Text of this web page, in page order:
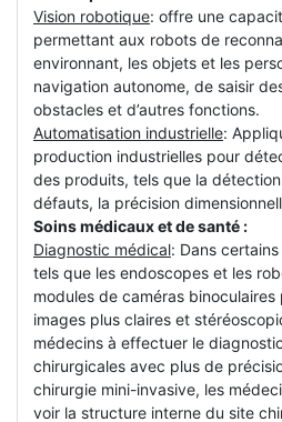
Vision robotique: offre une
permettant aux robots de
environnant, les objets et les
navigation autonome, de saisir
obstacles et d’autres fonctions.
Automatisation industrielle:
production industrielles pour
des produits, tels que la
défauts, la précision
Soins médicaux et de santé :
Diagnostic médical: Dans
tels que les endoscopes et les
modules de caméras
images plus claires et
médecins à effectuer le
chirurgicales avec plus de
chirurgie mini-invasive, les
voir la structure interne du site